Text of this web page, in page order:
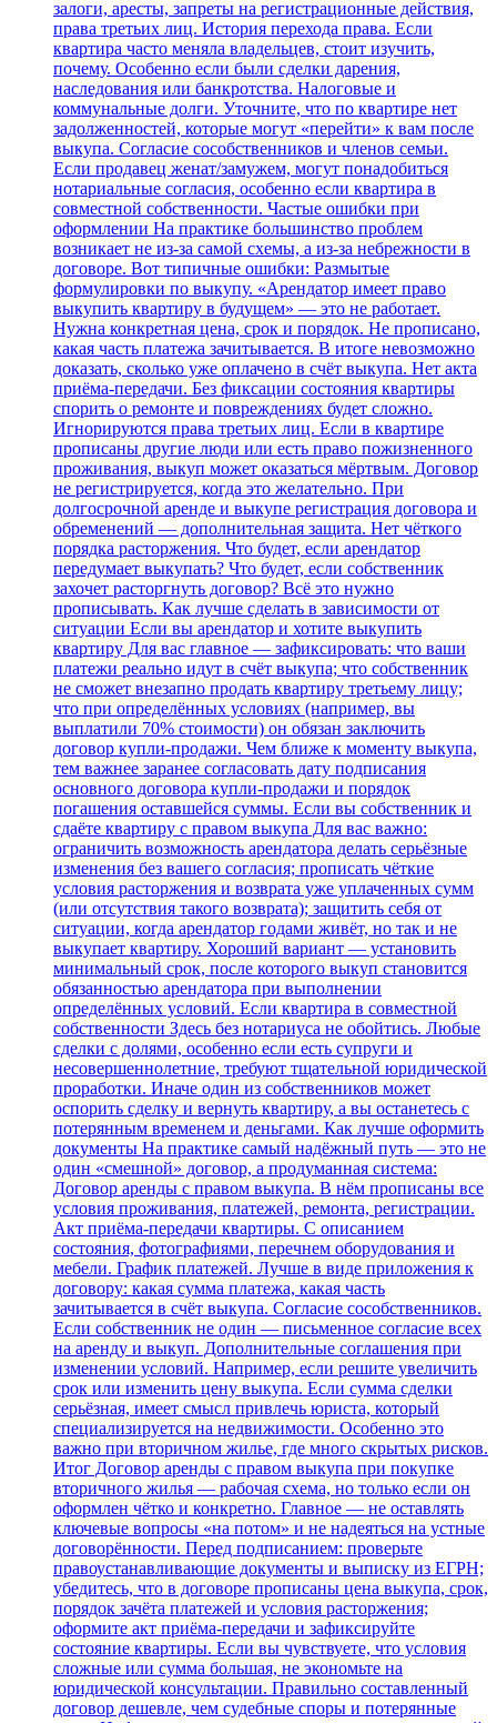
залоги, аресты, запреты на регистрационные действия,
права третьих лиц. История перехода права. Если
квартира часто меняла владельцев, стоит изучить,
почему. Особенно если были сделки дарения,
наследования или банкротства. Налоговые и
коммунальные долги. Уточните, что по квартире нет
задолженностей, которые могут «перейти» к вам после
выкупа. Согласие сособственников и членов семьи.
Если продавец женат/замужем, могут понадобиться
нотариальные согласия, особенно если квартира в
совместной собственности. Частые ошибки при
оформлении На практике большинство проблем
возникает не из‑за самой схемы, а из‑за небрежности в
договоре. Вот типичные ошибки: Размытые
формулировки по выкупу. «Арендатор имеет право
выкупить квартиру в будущем» — это не работает.
Нужна конкретная цена, срок и порядок. Не прописано,
какая часть платежа зачитывается. В итоге невозможно
доказать, сколько уже оплачено в счёт выкупа. Нет акта
приёма‑передачи. Без фиксации состояния квартиры
спорить о ремонте и повреждениях будет сложно.
Игнорируются права третьих лиц. Если в квартире
прописаны другие люди или есть право пожизненного
проживания, выкуп может оказаться мёртвым. Договор
не регистрируется, когда это желательно. При
долгосрочной аренде и выкупе регистрация договора и
обременений — дополнительная защита. Нет чёткого
порядка расторжения. Что будет, если арендатор
передумает выкупать? Что будет, если собственник
захочет расторгнуть договор? Всё это нужно
прописывать. Как лучше сделать в зависимости от
ситуации Если вы арендатор и хотите выкупить
квартиру Для вас главное — зафиксировать: что ваши
платежи реально идут в счёт выкупа; что собственник
не сможет внезапно продать квартиру третьему лицу;
что при определённых условиях (например, вы
выплатили 70% стоимости) он обязан заключить
договор купли‑продажи. Чем ближе к моменту выкупа,
тем важнее заранее согласовать дату подписания
основного договора купли‑продажи и порядок
погашения оставшейся суммы. Если вы собственник и
сдаёте квартиру с правом выкупа Для вас важно:
ограничить возможность арендатора делать серьёзные
изменения без вашего согласия; прописать чёткие
условия расторжения и возврата уже уплаченных сумм
(или отсутствия такого возврата); защитить себя от
ситуации, когда арендатор годами живёт, но так и не
выкупает квартиру. Хороший вариант — установить
минимальный срок, после которого выкуп становится
обязанностью арендатора при выполнении
определённых условий. Если квартира в совместной
собственности Здесь без нотариуса не обойтись. Любые
сделки с долями, особенно если есть супруги и
несовершеннолетние, требуют тщательной юридической
проработки. Иначе один из собственников может
оспорить сделку и вернуть квартиру, а вы останетесь с
потерянным временем и деньгами. Как лучше оформить
документы На практике самый надёжный путь — это не
один «смешной» договор, а продуманная система:
Договор аренды с правом выкупа. В нём прописаны все
условия проживания, платежей, ремонта, регистрации.
Акт приёма‑передачи квартиры. С описанием
состояния, фотографиями, перечнем оборудования и
мебели. График платежей. Лучше в виде приложения к
договору: какая сумма платежа, какая часть
зачитывается в счёт выкупа. Согласие сособственников.
Если собственник не один — письменное согласие всех
на аренду и выкуп. Дополнительные соглашения при
изменении условий. Например, если решите увеличить
срок или изменить цену выкупа. Если сумма сделки
серьёзная, имеет смысл привлечь юриста, который
специализируется на недвижимости. Особенно это
важно при вторичном жилье, где много скрытых рисков.
Итог Договор аренды с правом выкупа при покупке
вторичного жилья — рабочая схема, но только если он
оформлен чётко и конкретно. Главное — не оставлять
ключевые вопросы «на потом» и не надеяться на устные
договорённости. Перед подписанием: проверьте
правоустанавливающие документы и выписку из ЕГРН;
убедитесь, что в договоре прописаны цена выкупа, срок,
порядок зачёта платежей и условия расторжения;
оформите акт приёма‑передачи и зафиксируйте
состояние квартиры. Если вы чувствуете, что условия
сложные или сумма большая, не экономьте на
юридической консультации. Правильно составленный
договор дешевле, чем судебные споры и потерянные